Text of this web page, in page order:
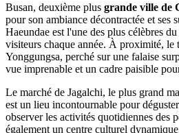
Busan, deuxième plus grande ville de
pour son ambiance décontractée et ses
Haeundae est l'une des plus célèbres
visiteurs chaque année. À proximité, le
Yonggungsa, perché sur une falaise
vue imprenable et un cadre paisible
Le marché de Jagalchi, le plus grand
est un lieu incontournable pour
observer les activités quotidiennes des
également un centre culturel